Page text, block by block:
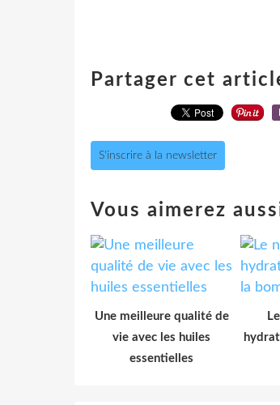
Partager cet
S'inscrire à la newsletter
Vous aimerez
Une meilleure qualité de
vie avec les huiles
essentielles